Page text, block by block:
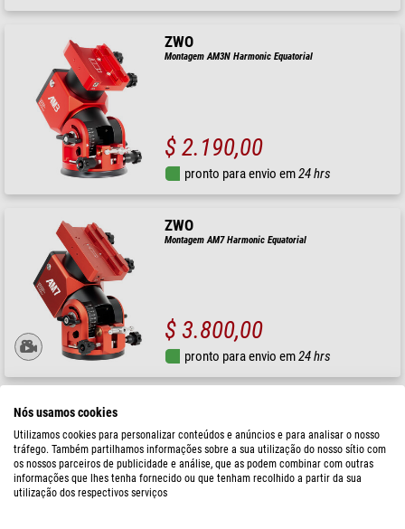
ZWO
Montagem AM3N Harmonic Equatorial
$ 2.190,00
pronto para envio em24 hrs
ZWO
Montagem AM7 Harmonic Equatorial
$ 3.800,00
pronto para envio em24 hrs
Nós usamos cookies
Utilizamos cookies para personalizar conteúdos e anúncios e para analisar o nosso
tráfego. Também partilhamos informações sobre a sua utilização do nosso sítio com
os nossos parceiros de publicidade e análise, que as podem combinar com outras
informações que lhes tenha fornecido ou que tenham recolhido a partir da sua
utilização dos respectivos serviços